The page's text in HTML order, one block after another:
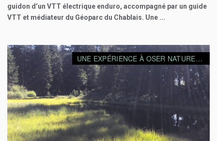
guidon d’un VTT électrique enduro, accompagné par un guide
VTT et médiateur du Géoparc du Chablais. Une ...
UNE EXPÉRIENCE À OSER NATURELLEMENT